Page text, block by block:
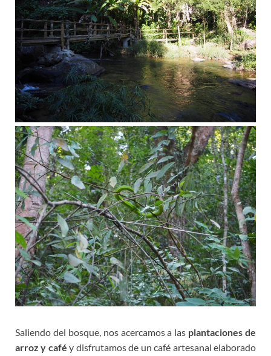
Saliendo del bosque, nos acercamos a las plantaciones de
arroz y café y disfrutamos de un café artesanal elaborado